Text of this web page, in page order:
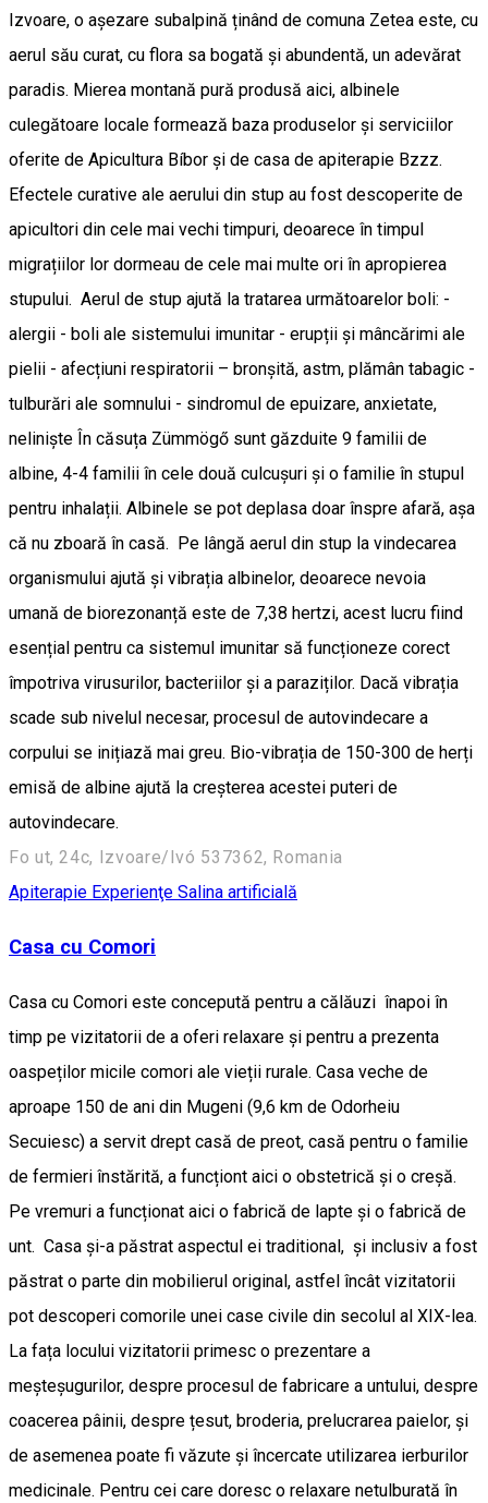
Izvoare, o așezare subalpină ținând de comuna Zetea este, cu
aerul său curat, cu flora sa bogată și abundentă, un adevărat
paradis. Mierea montană pură produsă aici, albinele
culegătoare locale formează baza produselor și serviciilor
oferite de Apicultura Bíbor și de casa de apiterapie Bzzz.
Efectele curative ale aerului din stup au fost descoperite de
apicultori din cele mai vechi timpuri, deoarece în timpul
migrațiilor lor dormeau de cele mai multe ori în apropierea
stupului. Aerul de stup ajută la tratarea următoarelor boli: -
alergii - boli ale sistemului imunitar - erupții și mâncărimi ale
pielii - afecțiuni respiratorii – bronșită, astm, plămân tabagic -
tulburări ale somnului - sindromul de epuizare, anxietate,
neliniște În căsuța Zümmögő sunt găzduite 9 familii de
albine, 4-4 familii în cele două culcușuri și o familie în stupul
pentru inhalații. Albinele se pot deplasa doar înspre afară, așa
că nu zboară în casă. Pe lângă aerul din stup la vindecarea
organismului ajută și vibrația albinelor, deoarece nevoia
umană de biorezonanță este de 7,38 hertzi, acest lucru fiind
esențial pentru ca sistemul imunitar să funcționeze corect
împotriva virusurilor, bacteriilor și a paraziților. Dacă vibrația
scade sub nivelul necesar, procesul de autovindecare a
corpului se inițiază mai greu. Bio-vibrația de 150-300 de herți
emisă de albine ajută la creșterea acestei puteri de
autovindecare.
Fo ut, 24c, Izvoare/Ivó 537362, Romania
Apiterapie Experienţe Salina artificială
Casa cu Comori
Casa cu Comori este concepută pentru a călăuzi înapoi în
timp pe vizitatorii de a oferi relaxare și pentru a prezenta
oaspeților micile comori ale vieții rurale. Casa veche de
aproape 150 de ani din Mugeni (9,6 km de Odorheiu
Secuiesc) a servit drept casă de preot, casă pentru o familie
de fermieri înstărită, a funcționt aici o obstetrică și o creșă.
Pe vremuri a funcționat aici o fabrică de lapte și o fabrică de
unt. Casa și-a păstrat aspectul ei traditional, și inclusiv a fost
păstrat o parte din mobilierul original, astfel încât vizitatorii
pot descoperi comorile unei case civile din secolul al XIX-lea.
La fața locului vizitatorii primesc o prezentare a
meșteșugurilor, despre procesul de fabricare a untului, despre
coacerea pâinii, despre țesut, broderia, prelucrarea paielor, și
de asemenea poate fi văzute și încercate utilizarea ierburilor
medicinale. Pentru cei care doresc o relaxare netulburată în